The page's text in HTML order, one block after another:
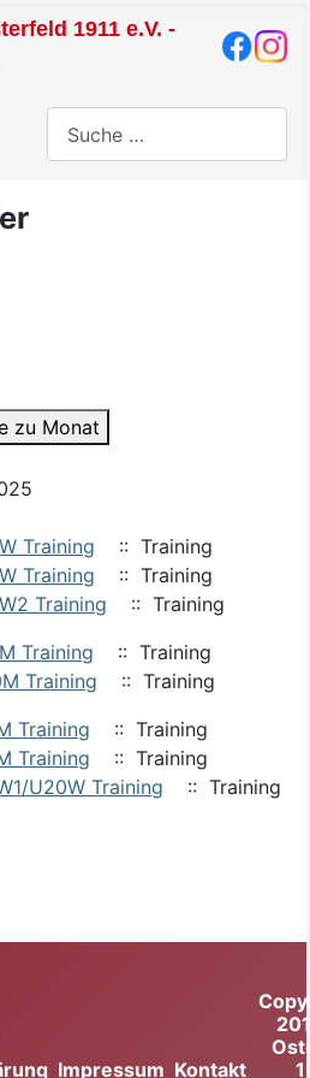
1911 e.V. -
zu Monat
Training
:: Training
Training
:: Training
Training
:: Training
Training
:: Training
Training
:: Training
Training
:: Training
Training
:: Training
U20W Training :: Training
Impressum Kontakt